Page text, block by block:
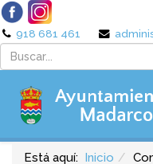
918 681 461
Está aquí: Inicio